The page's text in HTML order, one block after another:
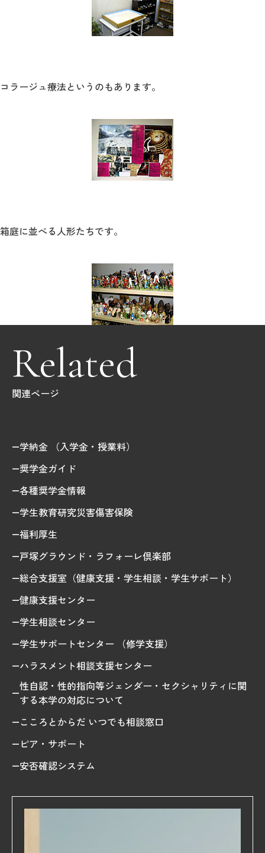
キャンパス
案内
取材・撮影
コラージュ療法というのもあります。
箱庭に並べる人形たちです。
Related
関連ページ
学納金 （入学金・授業料）
奨学金ガイド
各種奨学金情報
学生教育研究災害傷害保険
福利厚生
戸塚グラウンド・ラフォーレ倶楽部
総合支援室（健康支援・学生相談・学生サポート）
健康支援センター
学生相談センター
学生サポートセンター （修学支援）
ハラスメント相談支援センター
性自認・性的指向等ジェンダー・セクシャリティに関
する本学の対応について
こころとからだ いつでも相談窓口
ピア・サポート
安否確認システム